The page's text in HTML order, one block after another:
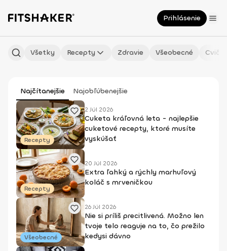
Prihlásenie
Všetky Recepty Zdravie Všeobecné
Najčítanejšie Najobľúbenejšie
Recepty
2 Júl 2026
Cuketa kráľovná leta - najlepšie
cuketové recepty, ktoré musíte
vyskúšať
Recepty
20 Júl 2026
Extra ľahký a rýchly marhuľový
koláč s mrveničkou
Všeobecné
26 Júl 2026
Nie si príliš precitlivená. Možno len
tvoje telo reaguje na to, čo prežilo
kedysi dávno